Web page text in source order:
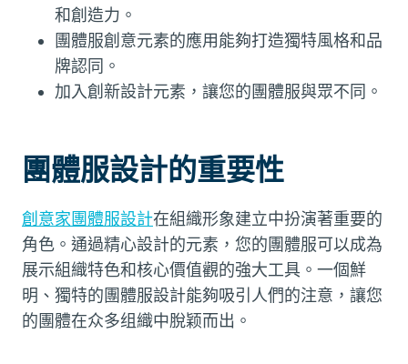
和創造力。
團體服創意元素的應用能夠打造獨特風格和品
牌認同。
加入創新設計元素，讓您的團體服與眾不同。
團體服設計的重要性
創意家團體服設計在組織形象建立中扮演著重要的
角色。通過精心設計的元素，您的團體服可以成為
展示組織特色和核心價值觀的強大工具。一個鮮
明、獨特的團體服設計能夠吸引人們的注意，讓您
的團體在众多组織中脫颖而出。